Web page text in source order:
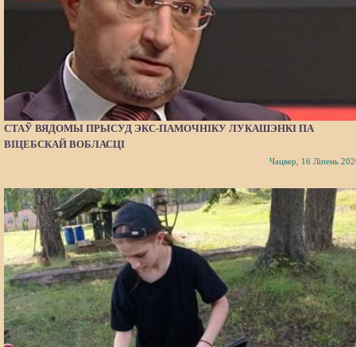
СТАЎ ВЯДОМЫ ПРЫСУД ЭКС-ПАМОЧНІКУ ЛУКАШЭНКІ ПА
ВІЦЕБСКАЙ ВОБЛАСЦІ
Чацвер, 16 Ліпень